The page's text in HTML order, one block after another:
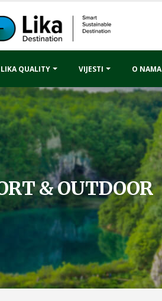
LIKA QUALITY VIJESTI O NAMA
& OUTDOOR